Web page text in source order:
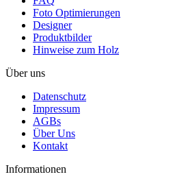
Foto Optimierungen
Designer
Produktbilder
Hinweise zum Holz
Über uns
Datenschutz
Impressum
AGBs
Über Uns
Kontakt
Informationen